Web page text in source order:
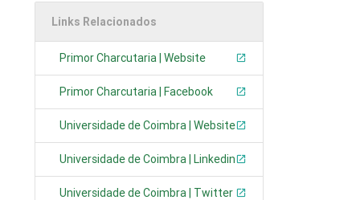
Links Relacionados
Primor Charcutaria | Website
Primor Charcutaria | Facebook
Universidade de Coimbra | Website
Universidade de Coimbra | Linkedin
Universidade de Coimbra | Twitter